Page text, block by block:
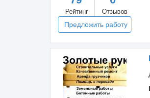
Рейтинг Отзывов
Предложить работу